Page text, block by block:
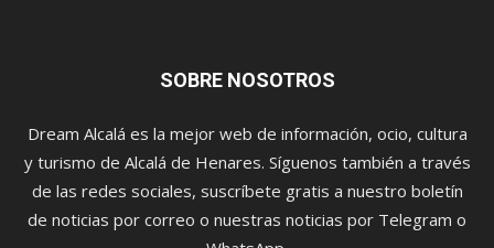
SOBRE NOSOTROS
Dream Alcalá es la mejor web de información, ocio, cultura
y turismo de Alcalá de Henares. Síguenos también a través
de las redes sociales, suscríbete gratis a nuestro boletín
de noticias por correo o nuestras noticias por Telegram o